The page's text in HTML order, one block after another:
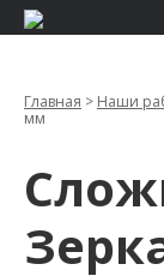
Главная > Наши
мм